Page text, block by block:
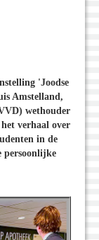
'Joodse
Amstelland,
wethouder
verhaal over
in de
persoonlijke